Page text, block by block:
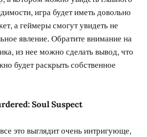
игра будет иметь довольно
а геймеры смогут увидеть не
явление. Обратите внимание на
из нее можно сделать вывод, что
будет раскрыть собственное
Soul Suspect
это выглядит очень интригующе,